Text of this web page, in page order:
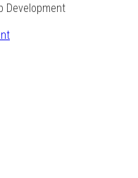
Development